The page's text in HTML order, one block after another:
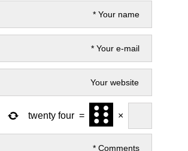
×
=
twenty four